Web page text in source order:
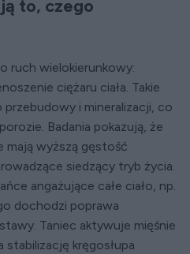
to, czego
ruch wielokierunkowy:
ciężaru ciała. Takie
i mineralizacji, co
Badania pokazują, że
mają wyższą gęstość
siedzący tryb życia.
angażujące całe ciało, np.
dochodzi poprawa
Taniec aktywuje mięśnie
stabilizację kręgosłupa